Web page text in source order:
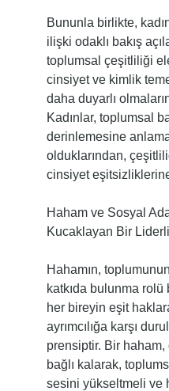
Bununla birlikte,
ilişki odaklı bakış
toplumsal çeşitliliği
cinsiyet ve kimlik
daha duyarlı
Kadınlar, toplumsal
derinlemesine
olduklarından,
cinsiyet
Haham ve Sosyal
Kucaklayan Bir
Hahamın,
katkıda bulunma
her bireyin eşit
ayrımcılığa karşı
prensiptir. Bir
bağlı kalarak,
sesini yükseltmeli ve